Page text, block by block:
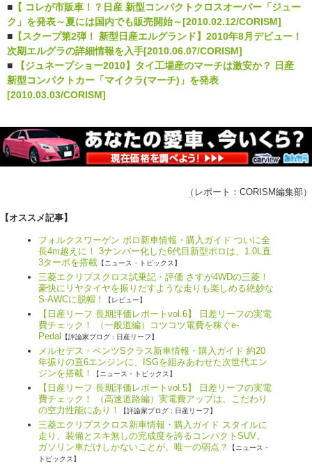
■ 【 コレが市販車！？日産 新型コンパクトクロスオーバー「ジュー
ク」を発表～夏には国内でも販売開始～[2010.02.12/CORISM]
■ 【スクープ第2弾！ 新型日産エルグランド】2010年8月デビュー！
次期エルグラの詳細情報を入手[2010.06.07/CORISM]
■ 【ジュネーブショー2010】タイ工場産のマーチは激安か？ 日産
新型コンパクトカー「マイクラ(マーチ)」を発表
[2010.03.03/CORISM]
（レポート： CORISM編集部）
【オススメ記事】
フォルクスワーゲン ポロ新車情報・購入ガイド ついに全
長4m越えに！ 3ナンバー化した6代目新型ポロは、1.0L直
3ターボを搭載 【ニュース・トピックス】
三菱エクリプスクロス試乗記・評価 さすが4WDの三菱！
豪快にリヤタイヤを振りだすような走りも楽しめる絶妙な
S-AWCに脱帽！
【レビュー】
【日産リーフ 長期評価レポートvol.6】 日差リーフの実電
費チェック！ （一般道編）コツコツ電費を稼ぐe-
Pedal
【評論家ブログ : 日産リーフ】
メルセデス・ベンツSクラス新車情報・購入ガイド 約20
年振りの直6エンジンに、ISGを組みあわせた次世代エン
ジンを搭載！
【ニュース・トピックス】
【日産リーフ 長期評価レポートvol.5】 日差リーフの実電
費チェック！ （高速道路編）実電費アップは、こだわり
の空力性能にあり！
【評論家ブログ : 日産リーフ】
三菱エクリプスクロス新車情報・購入ガイド スタイルに
走り、装備とスキ無しの完成度を誇るコンパクトSUV。
ガソリン車だけしかないことが、唯一の弱点？
【ニュース・
トピックス】